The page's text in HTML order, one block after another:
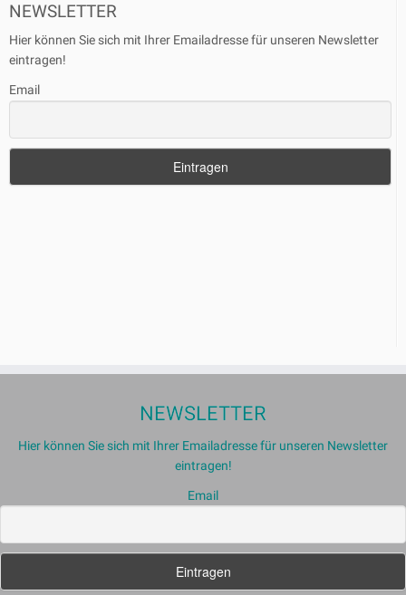
NEWSLETTER
Hier können Sie sich mit Ihrer Emailadresse für unseren Newsletter
eintragen!
Email
NEWSLETTER
Hier können Sie sich mit Ihrer Emailadresse für unseren Newsletter
eintragen!
Email